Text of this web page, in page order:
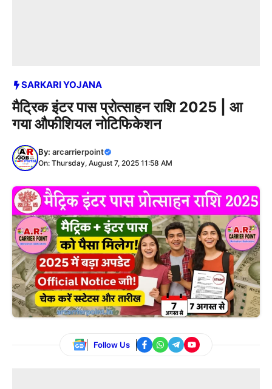
SARKARI YOJANA
मैट्रिक इंटर पास प्रोत्साहन राशि 2025 | आ
गया औफीशियल नोटिफिकेशन
By: arcarrierpoint
On: Thursday, August 7, 2025 11:58 AM
Follow Us